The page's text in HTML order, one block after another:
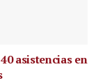
asistencias en